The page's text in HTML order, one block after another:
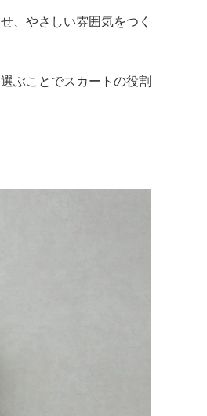
、やさしい雰囲気をつく
ぶことでスカートの役割